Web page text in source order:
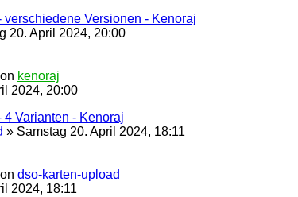
verschiedene Versionen - Kenoraj
20. April 2024, 20:00
kenoraj
2024, 20:00
4 Varianten - Kenoraj
» Samstag 20. April 2024, 18:11
dso-karten-upload
2024, 18:11